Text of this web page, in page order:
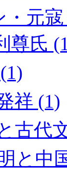
元
尊氏
祥 (1)
古代
と中